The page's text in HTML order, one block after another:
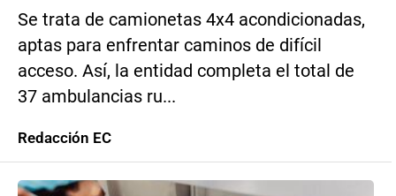
Se trata de camionetas 4x4 acondicionadas,
aptas para enfrentar caminos de difícil
acceso. Así, la entidad completa el total de
37 ambulancias ru...
Redacción EC